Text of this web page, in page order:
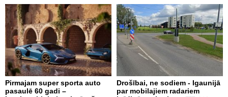
Pirmajam super sporta auto
pasaulē 60 gadi –
Drošībai, ne sodiem - Igaunijā
par mobilajiem radariem